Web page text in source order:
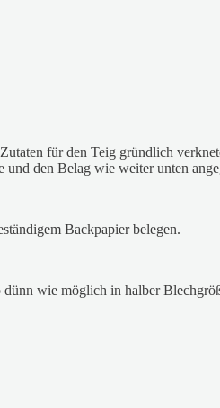
für den Teig gründlich
den Belag wie weiter unten
Backpapier belegen.
wie möglich in halber